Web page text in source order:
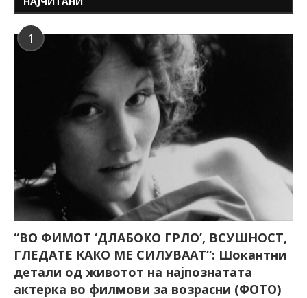
1
“ВО ФИМОТ ‘ДЛАБОКО ГРЛО’, ВСУШНОСТ,
ГЛЕДАТЕ КАКО МЕ СИЛУВААТ“: Шокантни
детали од животот на најпознатата
актерка во филмови за возрасни (ФОТО)